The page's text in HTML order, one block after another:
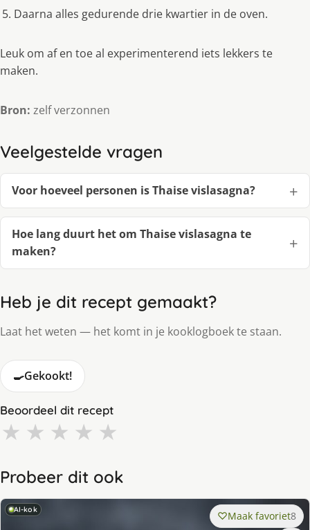
Daarna alles gedurende drie kwartier in de oven.
Leuk om af en toe al experimenterend iets lekkers te
maken.
Bron: zelf verzonnen
Veelgestelde vragen
Voor hoeveel personen is Thaise vislasagna?
Hoe lang duurt het om Thaise vislasagna te
maken?
Heb je dit recept gemaakt?
Laat het weten — het komt in je kooklogboek te staan.
🍳Gekookt!
Beoordeel dit recept
★ ★ ★ ★ ★
Probeer dit ook
AI-kok Maak favoriet8